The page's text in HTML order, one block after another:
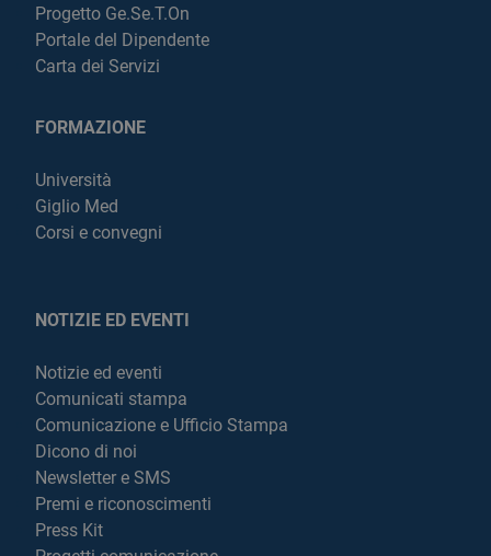
Progetto Ge.Se.T.On
Portale del Dipendente
Carta dei Servizi
FORMAZIONE
Università
Giglio Med
Corsi e convegni
NOTIZIE ED EVENTI
Notizie ed eventi
Comunicati stampa
Comunicazione e Ufficio Stampa
Dicono di noi
Newsletter e SMS
Premi e riconoscimenti
Press Kit